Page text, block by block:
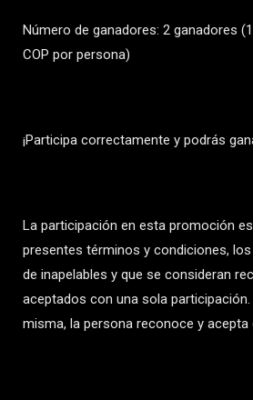
Número de ganadores: 2 ganadores
COP por persona)
¡Participa correctamente y podrás
La participación en esta promoción
presentes términos y condiciones,
de inapelables y que se consideran
aceptados con una sola
misma, la persona reconoce y